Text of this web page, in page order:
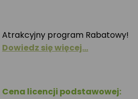
Atrakcyjny program Rabatowy!
Dowiedz się więcej…
Cena licencji podstawowej: